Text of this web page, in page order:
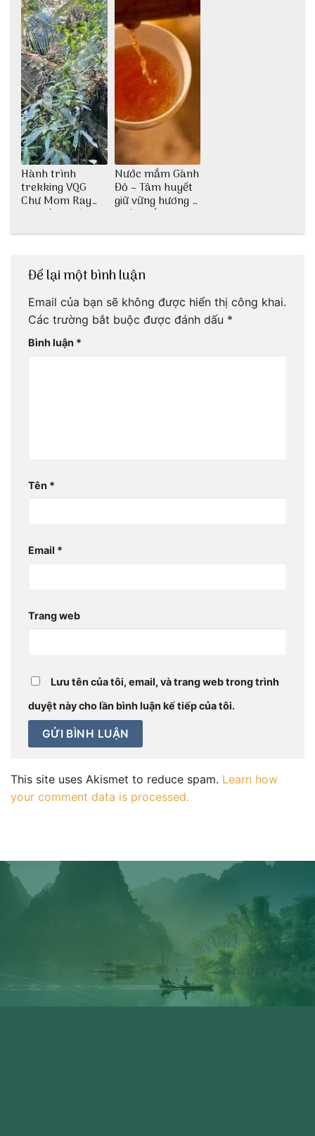
Hành trình
trekking VQG
Chư Mom Ray
tìm về núi rừng
Nước mắm Gành
Đỏ – Tâm huyết
giữ vững hương vị
nước mắm sau
Để lại một bình luận
Email của bạn sẽ không được hiển thị công khai.
Các trường bắt buộc được đánh dấu *
Bình luận *
Tên *
Email *
Trang web
Lưu tên của tôi, email, và trang web trong trình
duyệt này cho lần bình luận kế tiếp của tôi.
This site uses Akismet to reduce spam. Learn how
your comment data is processed.